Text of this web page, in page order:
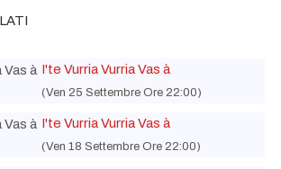
MOOD”: L’ESTATE FORIANA SI
MOOD”: L’ESTATE FORIANA SI
Sab 29 Agosto Ore 21:00
MOOD”: L’ESTATE FORIANA SI
Gio 03 Settembre Ore 21:00
I'te Vurria Vurria Vas à
(Ven 25 Settembre Ore 22:00)
I'te Vurria Vurria Vas à
(Ven 18 Settembre Ore 22:00)